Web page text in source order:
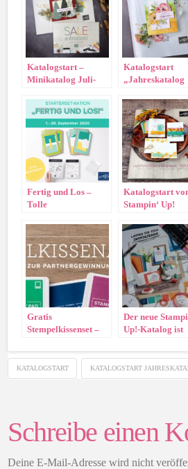
Katalogstart –
Minikatalog Juli-
Katalogstart
„Jahreskatalog
Fertig und Los –
Tolle
September
Katalogstart
Stampin‘ Up!
neuer
Gratis
Stempelkissenset –
Team!!
Der neue
Up!-Katalog ist
KATALOGSTART KATALOGSTART
Schreibe einen
Deine E-Mail-Adresse wird nicht